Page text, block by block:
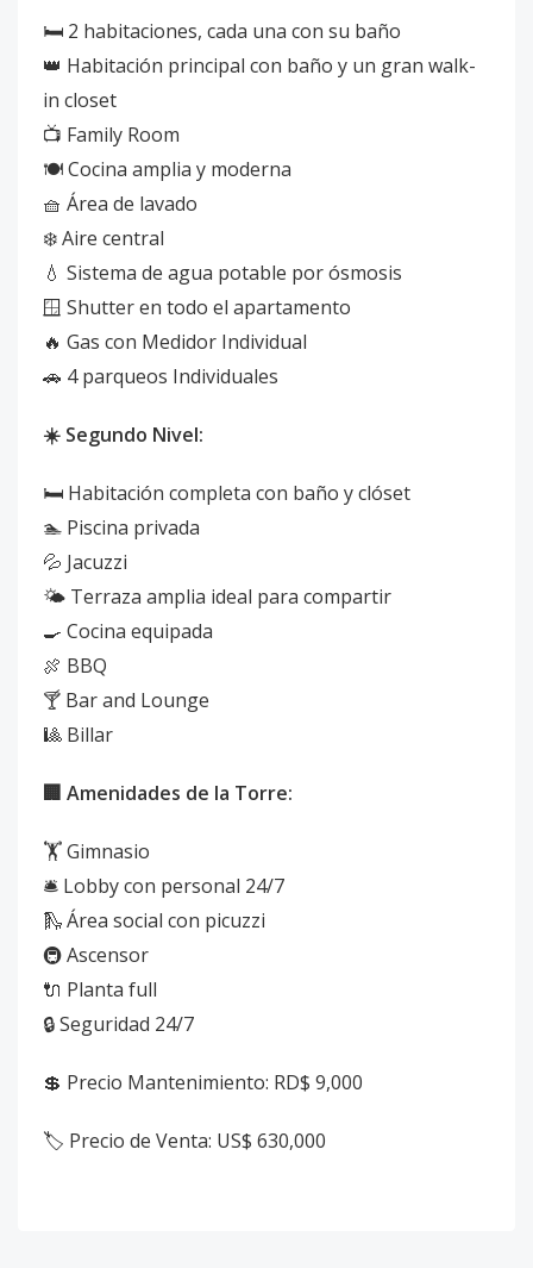
🛏️ 2 habitaciones, cada una con su baño
👑 Habitación principal con baño y un gran walk-
in closet
📺 Family Room
🍽️ Cocina amplia y moderna
🧺 Área de lavado
❄️ Aire central
💧 Sistema de agua potable por ósmosis
🪟 Shutter en todo el apartamento
🔥 Gas con Medidor Individual
🚗 4 parqueos Individuales
☀️ Segundo Nivel:
🛏️ Habitación completa con baño y clóset
🏊 Piscina privada
💦 Jacuzzi
🌤️ Terraza amplia ideal para compartir
🍳 Cocina equipada
🍖 BBQ
🍸 Bar and Lounge
🎱 Billar
🏢 Amenidades de la Torre:
🏋️ Gimnasio
🛎️ Lobby con personal 24/7
🛝 Área social con picuzzi
🚇 Ascensor
🔌 Planta full
🔒 Seguridad 24/7
💲 Precio Mantenimiento: RD$ 9,000
🏷️ Precio de Venta: US$ 630,000